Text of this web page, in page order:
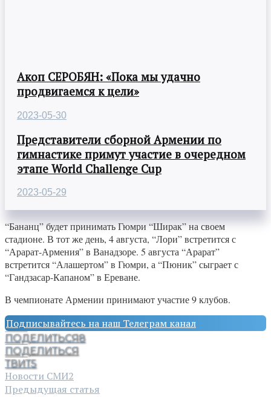
Акоп СЕРОБЯН: «Пока мы удачно
продвигаемся к цели»
2023-05-30
Представители сборной Армении по
гимнастике примут участие в очередном
этапе World Challenge Cup
2023-05-29
“Бананц” будет принимать Гюмри “Ширак” на своем
стадионе. В тот же день, 4 августа, “Лори” встретится с
“Арарат-Армения” в Ванадзоре. 5 августа “Арарат”
встретится “Алашертом” в Гюмри, а “Пюник” сыграет с
“Гандзасар-Капаном” в Ереване.
В чемпионате Армении принимают участие 9 клубов.
Подписывайтесь на наш Телеграм канал
ПОДЕЛИТЬСЯ8
ПОДЕЛИТЬСЯ
ТВИТ5
Новости СМИ2
Предыдущая статья